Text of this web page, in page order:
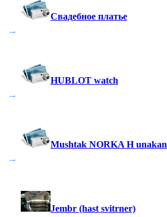
→
Свадебное платье
→
HUBLOT watch
→
Mushtak NORKA H unakan
Jembr (hast svitrner)